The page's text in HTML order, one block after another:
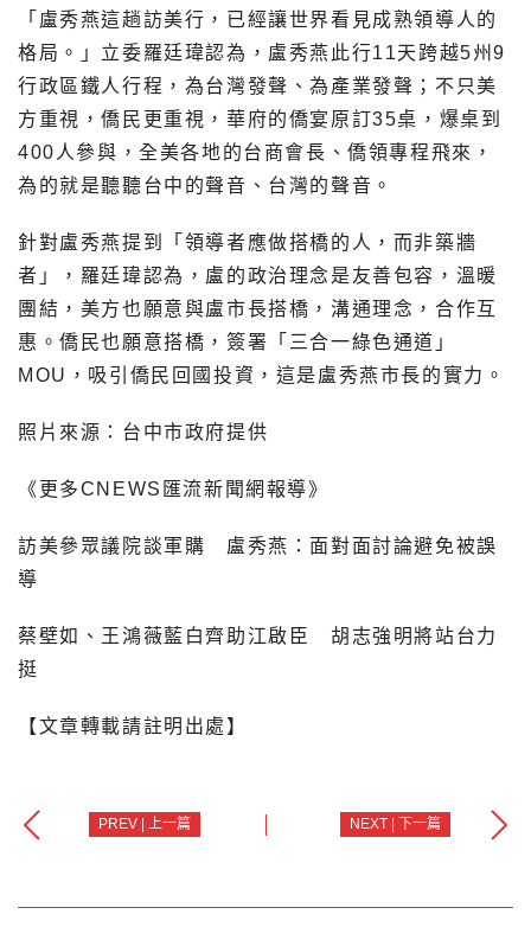
「盧秀燕這趟訪美行，已經讓世界看見成熟領導人的
格局。」立委羅廷瑋認為，盧秀燕此行11天跨越5州9
行政區鐵人行程，為台灣發聲、為產業發聲；不只美
方重視，僑民更重視，華府的僑宴原訂35桌，爆桌到
400人參與，全美各地的台商會長、僑領專程飛來，
為的就是聽聽台中的聲音、台灣的聲音。
針對盧秀燕提到「領導者應做搭橋的人，而非築牆
者」，羅廷瑋認為，盧的政治理念是友善包容，溫暖
團結，美方也願意與盧市長搭橋，溝通理念，合作互
惠。僑民也願意搭橋，簽署「三合一綠色通道」
MOU，吸引僑民回國投資，這是盧秀燕市長的實力。
照片來源：台中市政府提供
《更多CNEWS匯流新聞網報導》
訪美參眾議院談軍購 盧秀燕：面對面討論避免被誤
導
蔡壁如、王鴻薇藍白齊助江啟臣 胡志強明將站台力
挺
【文章轉載請註明出處】
PREV | 上一篇 NEXT | 下一篇